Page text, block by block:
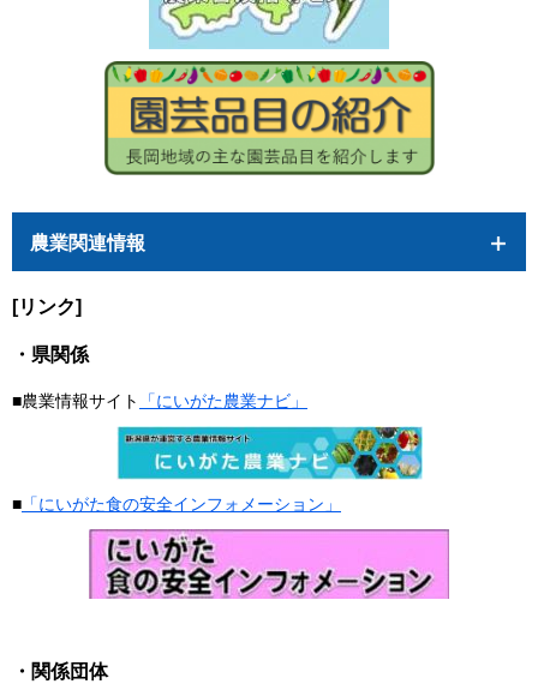
農業関連情報
[リンク]
・県関係
■農業情報サイト 「にいがた農業ナビ」
■ 「にいがた食の安全インフォメーション」
・関係団体